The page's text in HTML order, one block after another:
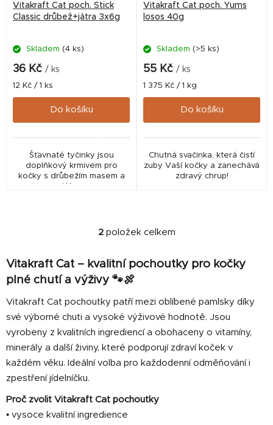
o
Vitakraft Cat poch. Stick
Classic drůbež+játra 3x6g
Skladem (4 ks)
36 Kč / ks
Měrná
cena:
12 Kč / 1 ks
Do košíku
Šťavnaté tyčinky jsou
doplňkový krmivem pro
kočky s drůbežím masem a
játry.
Vitakraft Cat poch. Yums
losos 40g
Skladem (>5 ks)
55 Kč / ks
Měrná
cena:
1 375 Kč / 1 kg
Do košíku
Chutná svačinka, která čistí
zuby Vaší kočky a zanechává
zdravý chrup!
O
l
a
c
í
p
r
y
2položek celkem
Vitakraft Cat – kvalitní pochoutky pro kočky
plné chutí a výživy 🐾🍖
Vitakraft Cat pochoutky patří mezi oblíbené pamlsky díky
své výborné chuti a vysoké výživové hodnotě. Jsou
vyrobeny z kvalitních ingrediencí a obohaceny o vitamíny,
minerály a další živiny, které podporují zdraví koček v
každém věku. Ideální volba pro každodenní odměňování i
zpestření jídelníčku.
Proč zvolit Vitakraft Cat pochoutky
• vysoce kvalitní ingredience